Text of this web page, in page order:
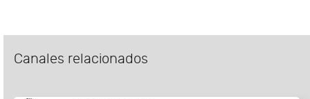
Canales relacionados